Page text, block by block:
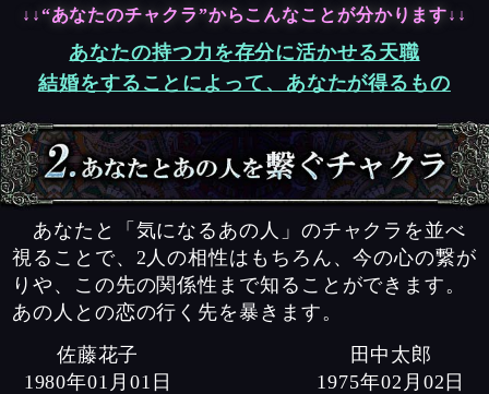
↓↓“あなたのチャクラ”からこんなことが分かります↓↓
あなたの持つ力を存分に活かせる天職
結婚をすることによって、あなたが得るもの
あなたと「気になるあの人」のチャクラを並べ
視ることで、2人の相性はもちろん、今の心の繋が
りや、この先の関係性まで知ることができます。
あの人との恋の行く先を暴きます。
佐藤花子
1980年01月01日
田中太郎
1975年02月02日